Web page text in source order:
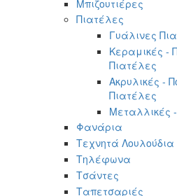
Μπιζουτιέρες
Πιατέλες
Γυάλινες
Κεραμικές -
Πιατέλες
Ακρυλικές -
Πιατέλες
Μεταλλικές
Φανάρια
Τεχνητά
Τηλέφωνα
Τσάντες
Ταπετσαριές